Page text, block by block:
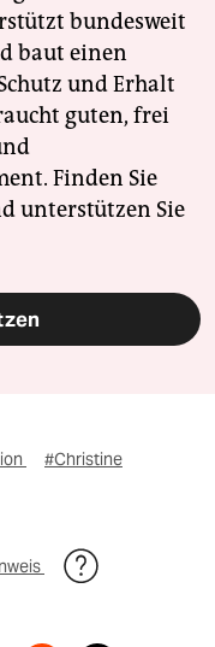
bundesweit
baut einen
und Erhalt
guten, frei
Finden Sie
unterstützen Sie
#Christine